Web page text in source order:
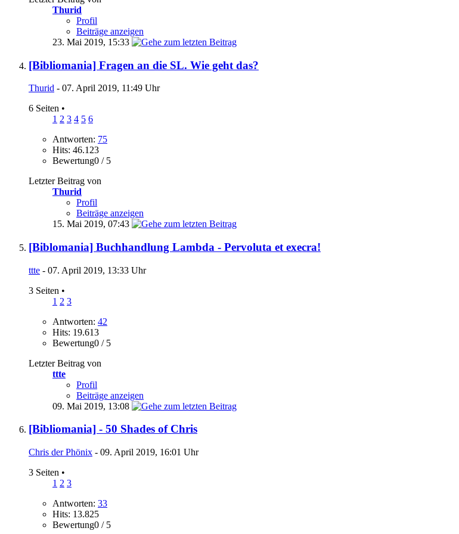
Thurid
Profil
Beiträge anzeigen
23. Mai 2019, 15:33
[Bibliomania] Fragen an die SL. Wie geht das?
Thurid - 07. April 2019, 11:49 Uhr
6 Seiten •
1 2 3 4 5 6
Antworten: 75
Hits: 46.123
Bewertung0 / 5
Letzter Beitrag von
Thurid
Profil
Beiträge anzeigen
15. Mai 2019, 07:43
[Biblomania] Buchhandlung Lambda - Pervoluta et execra!
ttte - 07. April 2019, 13:33 Uhr
3 Seiten •
1 2 3
Antworten: 42
Hits: 19.613
Bewertung0 / 5
Letzter Beitrag von
ttte
Profil
Beiträge anzeigen
09. Mai 2019, 13:08
[Bibliomania] - 50 Shades of Chris
Chris der Phönix - 09. April 2019, 16:01 Uhr
3 Seiten •
1 2 3
Antworten: 33
Hits: 13.825
Bewertung0 / 5